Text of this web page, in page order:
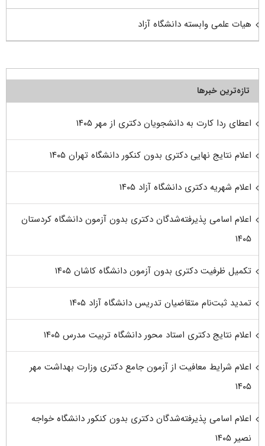
هیات علمی وابسته دانشگاه آزاد
تازه‌ترین خبرها
اعطای ردا کارت به دانشجویان دکتری از مهر ۱۴۰۵
اعلام نتایج نهایی دکتری بدون کنکور دانشگاه تهران ۱۴۰۵
اعلام شهریه دکتری دانشگاه آزاد ۱۴۰۵
اعلام اسامی پذیرفته‌شدگان دکتری بدون آزمون دانشگاه کردستان
۱۴۰۵
تکمیل ظرفیت دکتری بدون آزمون دانشگاه کاشان ۱۴۰۵
تمدید ثبت‌نام متقاضیان تدریس دانشگاه آزاد ۱۴۰۵
اعلام نتایج دکتری استاد محور دانشگاه تربیت مدرس ۱۴۰۵
اعلام شرایط معافیت از آزمون جامع دکتری وزارت بهداشت مهر
۱۴۰۵
اعلام اسامی پذیرفته‌شدگان دکتری بدون کنکور دانشگاه خواجه
نصیر ۱۴۰۵